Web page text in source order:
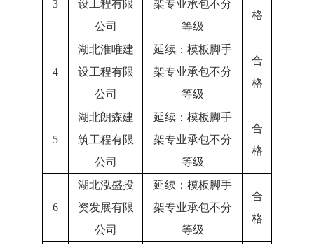
3
设工程有限
公司
架专业承包不分
等级
格
4
湖北淮唯建
设工程有限
公司
延续：模板脚手
架专业承包不分
等级
合
格
5
湖北朗森建
筑工程有限
公司
延续：模板脚手
架专业承包不分
等级
合
格
6
湖北泓盛投
资发展有限
公司
延续：模板脚手
架专业承包不分
等级
合
格